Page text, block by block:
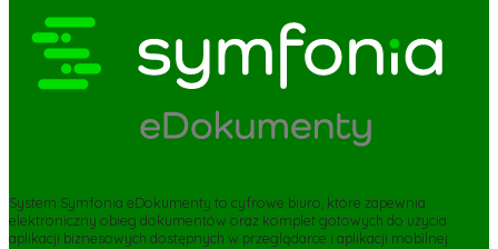
System Symfonia eDokumenty to cyfrowe biuro, które zapewnia
elektroniczny obieg dokumentów oraz komplet gotowych do użycia
aplikacji biznesowych dostępnych w przeglądarce i aplikacji mobilnej.